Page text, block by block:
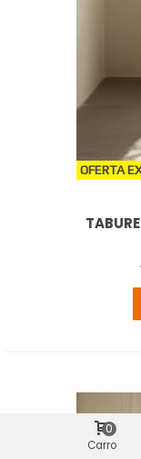
OFERTA
Carro
0